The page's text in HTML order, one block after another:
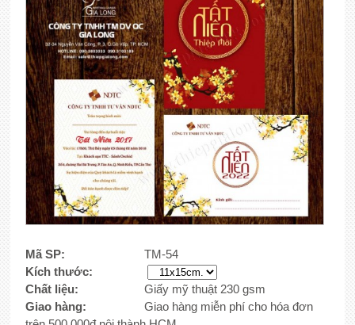
Mã SP:
TM-54
Kích thước:
Chất liệu:
Giấy mỹ thuật 230 gsm
Giao hàng:
Giao hàng miễn phí cho hóa đơn